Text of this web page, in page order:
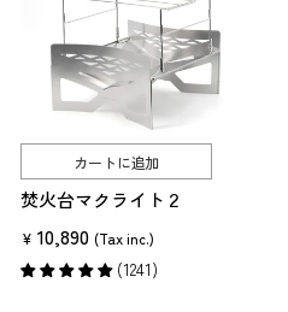
カートに追加
焚火台マクライト２
¥ 10,890 (Tax inc.)
(1241)